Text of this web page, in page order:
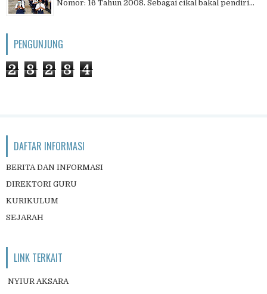
Nomor: 16 Tahun 2008. Sebagai cikal bakal pendiri...
PENGUNJUNG
2 8 2 8 4
DAFTAR INFORMASI
BERITA DAN INFORMASI
DIREKTORI GURU
KURIKULUM
SEJARAH
LINK TERKAIT
NYIUR AKSARA